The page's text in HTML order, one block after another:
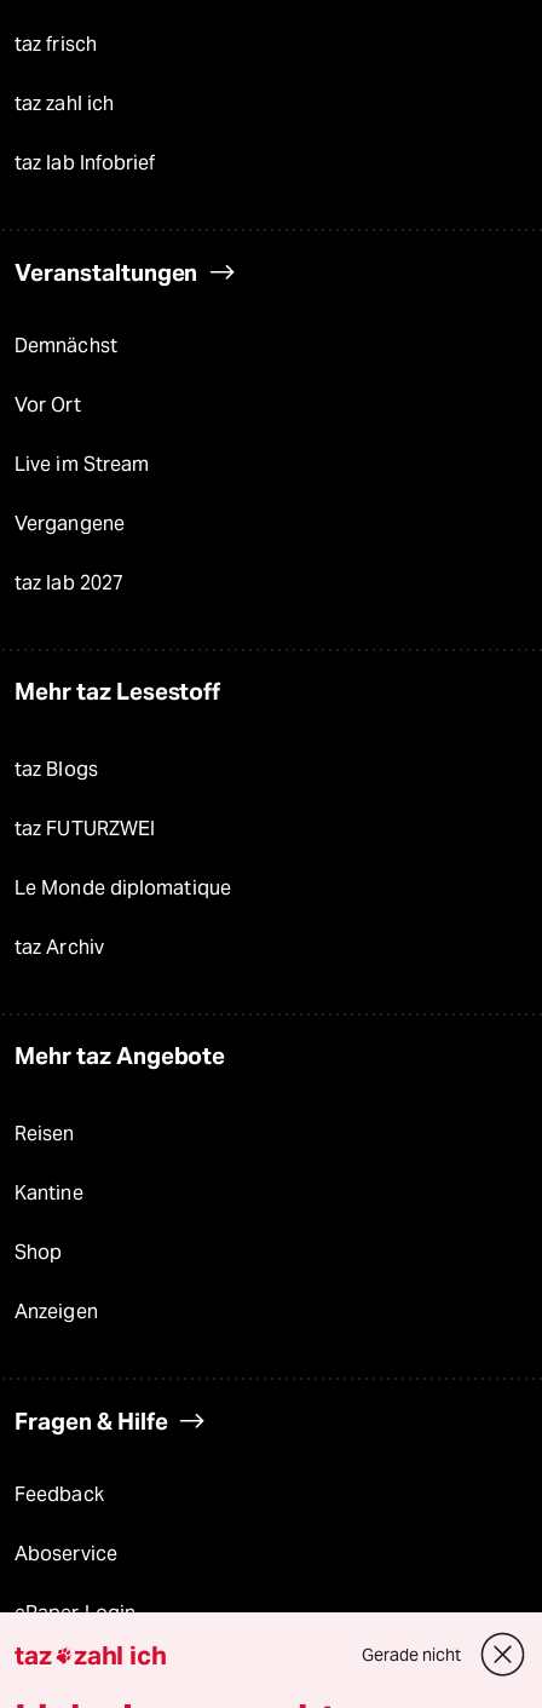
taz frisch
taz zahl ich
taz lab Infobrief
Veranstaltungen
Demnächst
Vor Ort
Live im Stream
Vergangene
taz lab 2027
Mehr taz Lesestoff
taz Blogs
taz FUTURZWEI
Le Monde diplomatique
taz Archiv
Mehr taz Angebote
Reisen
Kantine
Shop
Anzeigen
Fragen & Hilfe
Feedback
Aboservice
ePaper Login
Downloads für Abonnierende
taz zahl ich Gerade nicht